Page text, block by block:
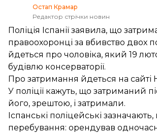
Остап Крамар
Редактор стрічки новин
Поліція Іспанії заявила, що
правоохоронці за вбивство двох
йдеться про чоловіка, який 19
будівлю консерваторії.
Про затримання йдеться на сайті
У поліції кажуть, що затриманий
його, зрештою, і затримали.
Іспанські поліцейські
перебування: орендував